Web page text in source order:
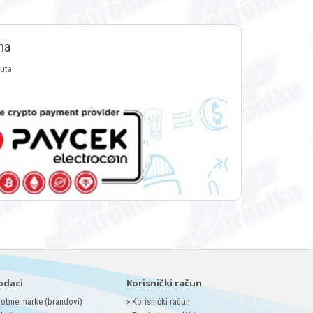
marke (brandovi)
Korisnički račun
» Korisnički račun